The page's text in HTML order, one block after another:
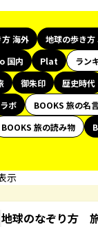
海外
地球の歩き方
国内 Plat
ラン
御朱印 歴史時代
ボ
BOOKS 旅の名
BOOKS 旅の読み物
示
地球のなぞり方